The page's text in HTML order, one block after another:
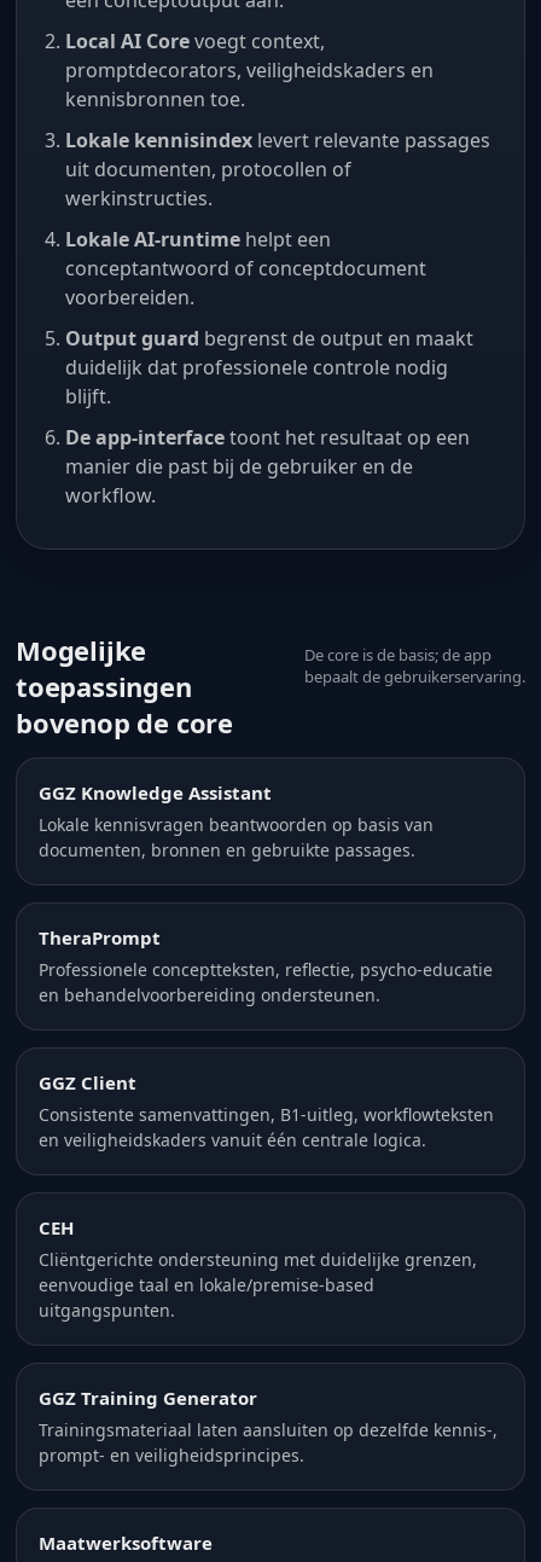
Local AI Corevoegt context,
promptdecorators, veiligheidskaders en
kennisbronnen toe.
Lokale kennisindex levert relevante passages
uit documenten, protocollen of
werkinstructies.
Lokale AI-runtime helpt een
conceptantwoord of conceptdocument
voorbereiden.
Output guard begrenst de output en maakt
duidelijk dat professionele controle nodig
blijft.
De app-interfacetoont het resultaat op een
manier die past bij de gebruiker en de
workflow.
Mogelijke
toepassingen
bovenop de core
De core is de basis; de app
bepaalt de gebruikerservaring.
GGZ Knowledge Assistant
Lokale kennisvragen beantwoorden op basis van
documenten, bronnen en gebruikte passages.
TheraPrompt
Professionele conceptteksten, reflectie, psycho-educatie
en behandelvoorbereiding ondersteunen.
GGZ Client
Consistente samenvattingen, B1-uitleg, workflowteksten
en veiligheidskaders vanuit één centrale logica.
CEH
Cliëntgerichte ondersteuning met duidelijke grenzen,
eenvoudige taal en lokale/premise-based
uitgangspunten.
GGZ Training Generator
Trainingsmateriaal laten aansluiten op dezelfde kennis-,
prompt- en veiligheidsprincipes.
Maatwerksoftware